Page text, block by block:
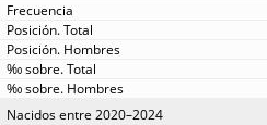
Nacidos entre 2020–2024